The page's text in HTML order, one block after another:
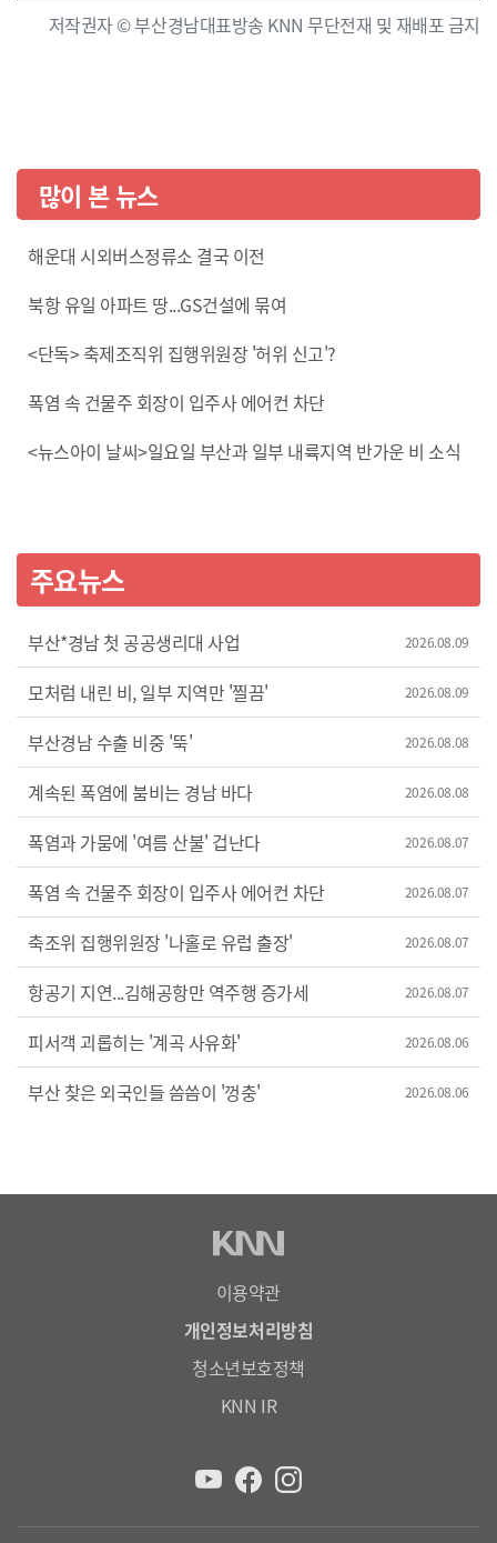
저작권자 © 부산경남대표방송 KNN 무단전재 및 재배포 금지
많이 본 뉴스
해운대 시외버스정류소 결국 이전
북항 유일 아파트 땅...GS건설에 묶여
<단독> 축제조직위 집행위원장 '허위 신고'?
폭염 속 건물주 회장이 입주사 에어컨 차단
<뉴스아이 날씨>일요일 부산과 일부 내륙지역 반가운 비 소식
주요뉴스
부산*경남 첫 공공생리대 사업 2026.08.09
모처럼 내린 비, 일부 지역만 '찔끔' 2026.08.09
부산경남 수출 비중 '뚝' 2026.08.08
계속된 폭염에 붐비는 경남 바다 2026.08.08
폭염과 가뭄에 '여름 산불' 겁난다 2026.08.07
폭염 속 건물주 회장이 입주사 에어컨 차단 2026.08.07
축조위 집행위원장 '나홀로 유럽 출장' 2026.08.07
항공기 지연...김해공항만 역주행 증가세 2026.08.07
피서객 괴롭히는 '계곡 사유화' 2026.08.06
부산 찾은 외국인들 씀씀이 '껑충' 2026.08.06
이용약관
개인정보처리방침
청소년보호정책
KNN IR